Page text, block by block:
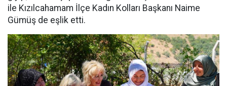
ile Kızılcahamam İlçe Kadın Kolları Başkanı Naime
Gümüş de eşlik etti.